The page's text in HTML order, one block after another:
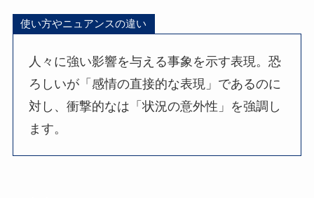
使い方やニュアンスの違い
人々に強い影響を与える事象を示す表現。恐
ろしいが「感情の直接的な表現」であるのに
対し、衝撃的なは「状況の意外性」を強調し
ます。